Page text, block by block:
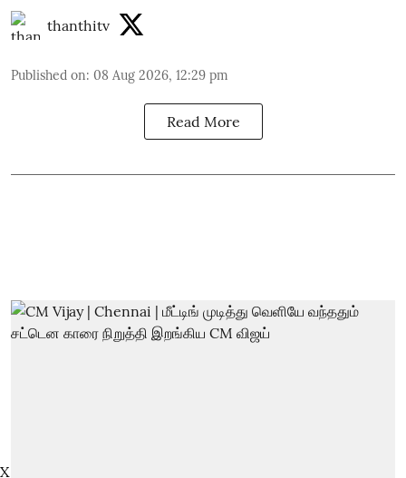
thanthitv
Published on: 08 Aug 2026, 12:29 pm
Read More
X